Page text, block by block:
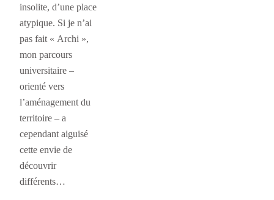
insolite, d’une place
atypique. Si je n’ai
pas fait « Archi »,
mon parcours
universitaire –
orienté vers
l’aménagement du
territoire – a
cependant aiguisé
cette envie de
découvrir
différents…